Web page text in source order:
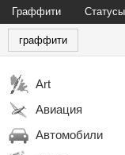
Граффити Статусы
граффити
Art
Авиация
Автомобили